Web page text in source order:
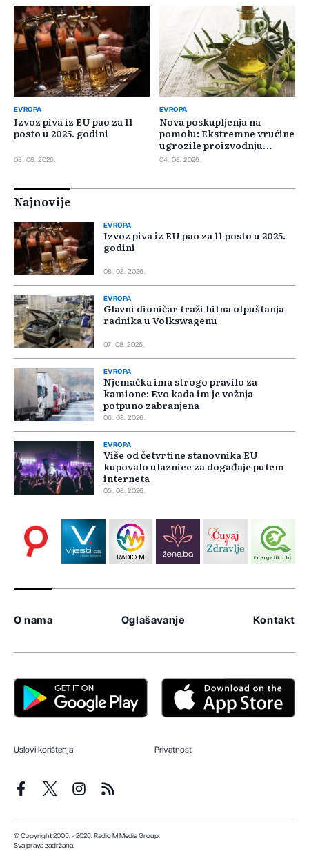
EVROPA
Izvoz piva iz EU pao za 11
posto u 2025. godini
08. 08. 2026.
EVROPA
Nova poskupljenja na
pomolu: Ekstremne vrućine
ugrozile proizvodnju
maslinovog ulja
04. 08. 2026.
Najnovije
EVROPA
Izvoz piva iz EU pao za 11 posto u 2025.
godini
08. 08. 2026.
EVROPA
Glavni dioničar traži hitna otpuštanja
radnika u Volkswagenu
07. 08. 2026.
EVROPA
Njemačka ima strogo pravilo za
kamione: Evo kada im je vožnja
potpuno zabranjena
06. 08. 2026.
EVROPA
Više od četvrtine stanovnika EU
kupovalo ulaznice za događaje putem
interneta
05. 08. 2026.
O nama Oglašavanje Kontakt
Uslovi korištenja Privatnost
© Copyright 2005. - 2026. Radio M Media Group.
Sva prava zadržana.